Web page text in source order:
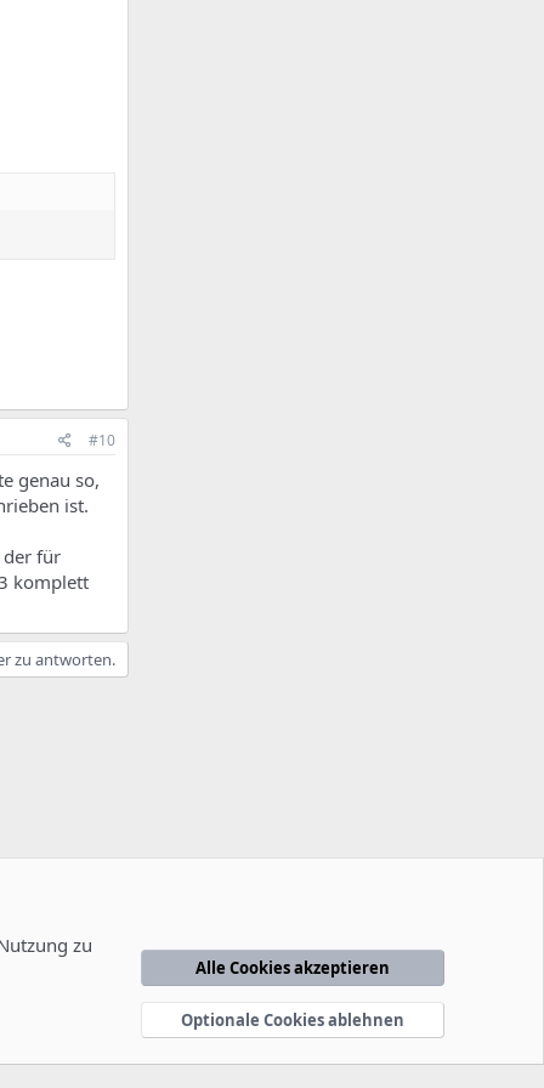
#10
genau so,
ist.
der für
komplett
zu antworten.
Datenschutzerklärung Hilfe Startseite
S
F
zu
Alle Cookies akzeptieren
Optionale Cookies ablehnen